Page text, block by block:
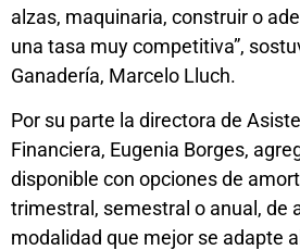
alzas, maquinaria, construir o
una tasa muy competitiva”,
Ganadería, Marcelo Lluch.
Por su parte la directora de
Financiera, Eugenia Borges,
disponible con opciones de
trimestral, semestral o anual, de
modalidad que mejor se adapte